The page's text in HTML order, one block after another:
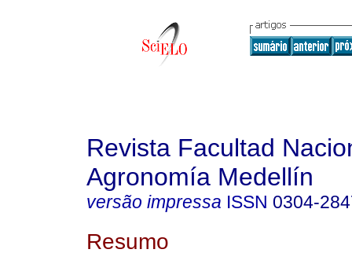
Revista Facultad
Agronomía Medellín
versão impressa ISSN 0304-
Resumo